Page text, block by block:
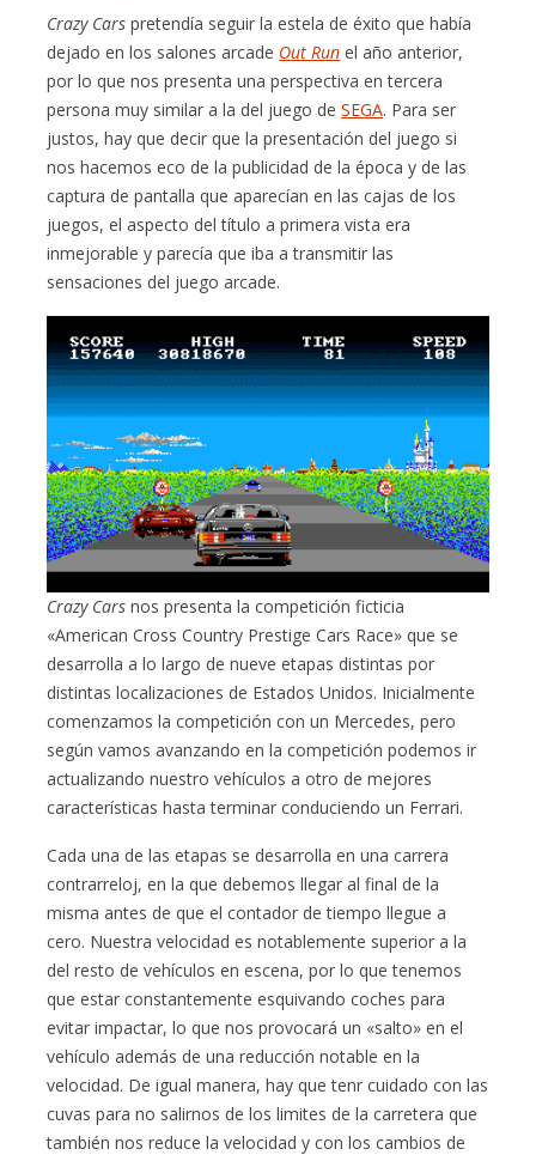
Crazy Cars pretendía seguir la estela de éxito que había
dejado en los salones arcade Out Run el año anterior,
por lo que nos presenta una perspectiva en tercera
persona muy similar a la del juego deSEGA. Para ser
justos, hay que decir que la presentación del juego si
nos hacemos eco de la publicidad de la época y de las
captura de pantalla que aparecían en las cajas de los
juegos, el aspecto del título a primera vista era
inmejorable y parecía que iba a transmitir las
sensaciones del juego arcade.
Crazy Cars nos presenta la competición ficticia
«American Cross Country Prestige Cars Race» que se
desarrolla a lo largo de nueve etapas distintas por
distintas localizaciones de Estados Unidos. Inicialmente
comenzamos la competición con un Mercedes, pero
según vamos avanzando en la competición podemos ir
actualizando nuestro vehículos a otro de mejores
características hasta terminar conduciendo un Ferrari.
Cada una de las etapas se desarrolla en una carrera
contrarreloj, en la que debemos llegar al final de la
misma antes de que el contador de tiempo llegue a
cero. Nuestra velocidad es notablemente superior a la
del resto de vehículos en escena, por lo que tenemos
que estar constantemente esquivando coches para
evitar impactar, lo que nos provocará un «salto» en el
vehículo además de una reducción notable en la
velocidad. De igual manera, hay que tenr cuidado con las
cuvas para no salirnos de los limites de la carretera que
también nos reduce la velocidad y con los cambios de